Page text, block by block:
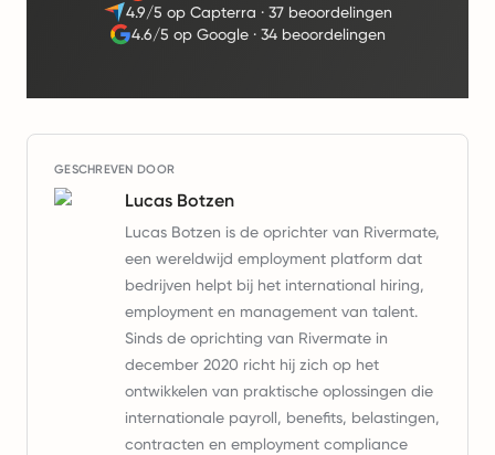
4.9/5 op Capterra · 37 beoordelingen
4.6/5 op Google ·34 beoordelingen
GESCHREVEN DOOR
Lucas Botzen
Lucas Botzen is de oprichter van Rivermate,
een wereldwijd employment platform dat
bedrijven helpt bij het international hiring,
employment en management van talent.
Sinds de oprichting van Rivermate in
december 2020 richt hij zich op het
ontwikkelen van praktische oplossingen die
internationale payroll, benefits, belastingen,
contracten en employment compliance